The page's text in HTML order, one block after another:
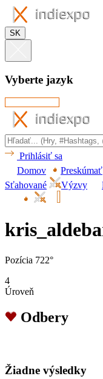
SK
Vyberte jazyk
Prihlásiť sa
Domov
Preskúmať
Sťahované
Výzvy
Pozícia 722°
4
Úroveň
Odbery
Žiadne výsledky